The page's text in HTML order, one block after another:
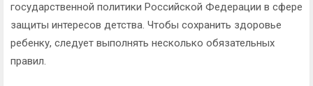
государственной политики Российской Федерации в сфере
защиты интересов детства. Чтобы сохранить здоровье
ребенку, следует выполнять несколько обязательных
правил.